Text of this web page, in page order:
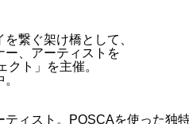
繋ぐ架け橋として、
ー、アーティストを
ト」を主催。
ィスト。POSCAを使った独